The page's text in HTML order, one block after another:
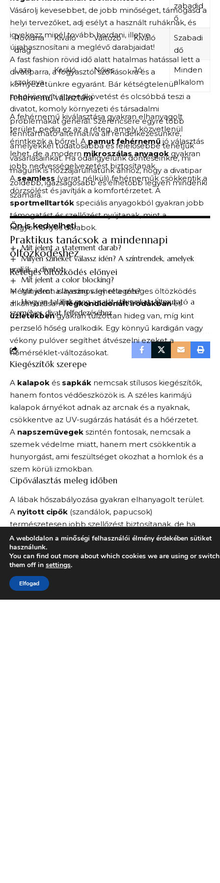
Vásárolj kevesebbet, de jobb minőséget, támogasd a
helyi tervezőket, adj esélyt a használt ruháknak, és
igyekezz minél tovább hordani, illetve
újrahasznosítani a meglévő darabjaidat!
A fast fashion rövid idő alatt hatalmas hatással lett a
divatiparra, a fogyasztói szokásokra és a
környezetünkre egyaránt. Bár kétségtelenül
megkönnyíti a trendkövetést és olcsóbbá teszi a
divatot, komoly környezeti és társadalmi
problémákat generál. Szerencsére egyre több
fenntartható alternatíva áll rendelkezésünkre,
amelyekkel tudatosabbá és felelősebbé tehetjük
vásárlásainkat. Ha odafigyelünk döntéseinkre, mi
magunk is hozzájárulhatunk ahhoz, hogy a divatipar
zöldebb, igazságosabb és élhetőbb legyen mindenki
számára.
Ön is kedvelheti
Mit jelent a statement darab?
Milyen színeket válassz idén? A színtrendek, amelyek
uralják a divatot
Mit jelent a color blocking?
Mit jelent a layering vagy rétegzés?
Hogyan találjuk meg a saját stílusunkat: Útmutató a
személyes divat felfedezéséhez
zabadid
ő
Rövidna
drág
Kiváló Változó Kiváló
Szabadi
dő
Laza
szoknya
Kiváló Nőies Jó
Minden
alkalom
Fehérnemű választása
A fehérnemű kiválasztása gyakran elhanyagolt
terület, pedig ez az a réteg, amely közvetlenül
érintkezik a bőrrel. A pamut fehérnemű jó választás
lehet, de a modern mikroszálas anyagok gyakran
jobb nedvességelvezetést biztosítanak.
Aseamless (varrat nélküli) fehérneműk csökkentik a
dörzsölést és javítják a komfortérzetet. A
sportmelltartók speciális anyagokból gyakran jobb
támogatást és szellőzést nyújtanak, mint a
hagyományos darabok.
Praktikus tanácsok a mindennapi
öltözködéshez
Réteges öltözködés előnyei
Még nyáron is hasznos lehet a réteges öltözködés
alkalmazása. Alégkondicionált irodákbanés
üzletekbengyakran túlzottan hideg van, míg kint
perzselő hőség uralkodik. Egy könnyű kardigán vagy
vékony pulóver segíthet átvészelni ezeket a
hőmérséklet-változásokat.
Kiegészítők szerepe
A kalapok és sapkák nemcsak stílusos kiegészítők,
hanem fontos védőeszközök is. A széles karimájú
kalapok árnyékot adnak az arcnak és a nyaknak,
csökkentve az UV-sugárzás hatását és a hőérzetet.
A napszemüvegek szintén fontosak, nemcsak a
szemek védelme miatt, hanem mert csökkentik a
hunyorgást, ami feszültséget okozhat a homlok és a
szem körüli izmokban.
Cipőválasztás meleg időben
A lábak hőszabályozása gyakran elhanyagolt terület.
A nyitott cipők (szandálok, papucsok)
természetesen jobb szellőzést biztosítanak, de ha
zárt cipőt kell viselnünk, érdemes olyan anyagokat
választani, amelyek jól szellőznek.
Avászon cipőkáltalában jobb választás, mint a bőr
anyagok is fontosak – a
talpbetétekjelentősen javíthatják a komfortérzetet.
A weboldalon a minőségi felhasználói élmény érdekében sütiket
használunk.
You can find out more about which cookies we are using or switch
them off in settings.
Elfogad